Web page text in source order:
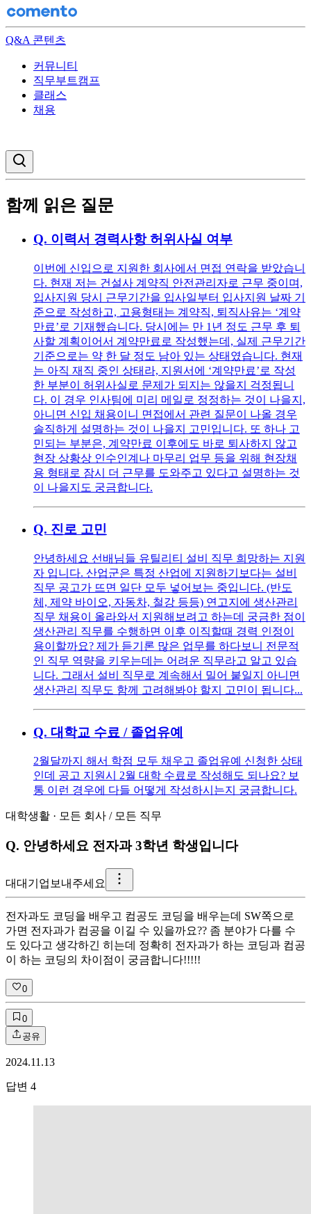
Q&A 콘텐츠
커뮤니티
직무부트캠프
클래스
채용
함께 읽은 질문
Q. 이력서 경력사항 허위사실 여부
이번에 신입으로 지원한 회사에서 면접 연락을 받았습니
다. 현재 저는 건설사 계약직 안전관리자로 근무 중이며,
입사지원 당시 근무기간을 입사일부터 입사지원 날짜 기
준으로 작성하고, 고용형태는 계약직, 퇴직사유는 ‘계약
만료’로 기재했습니다. 당시에는 만 1년 정도 근무 후 퇴
사할 계획이어서 계약만료로 작성했는데, 실제 근무기간
기준으로는 약 한 달 정도 남아 있는 상태였습니다. 현재
는 아직 재직 중인 상태라, 지원서에 ‘계약만료’로 작성
한 부분이 허위사실로 문제가 되지는 않을지 걱정됩니
다. 이 경우 인사팀에 미리 메일로 정정하는 것이 나을지,
아니면 신입 채용이니 면접에서 관련 질문이 나올 경우
솔직하게 설명하는 것이 나을지 고민입니다. 또 하나 고
민되는 부분은, 계약만료 이후에도 바로 퇴사하지 않고
현장 상황상 인수인계나 마무리 업무 등을 위해 현장채
용 형태로 잠시 더 근무를 도와주고 있다고 설명하는 것
이 나을지도 궁금합니다.
Q. 진로 고민
안녕하세요 선배님들 유틸리티 설비 직무 희망하는 지원
자 입니다. 산업군은 특정 산업에 지원하기보다는 설비
직무 공고가 뜨면 일단 모두 넣어보는 중입니다. (반도
체, 제약 바이오, 자동차, 철강 등등) 연고지에 생산관리
직무 채용이 올라와서 지원해보려고 하는데 궁금한 점이
생산관리 직무를 수행하면 이후 이직할때 경력 인정이
용이할까요? 제가 듣기론 많은 업무를 하다보니 전문적
인 직무 역량을 키우는데는 어려운 직무라고 알고 있습
니다. 그래서 설비 직무로 계속해서 밀어 붙일지 아니면
생산관리 직무도 함께 고려해봐야 할지 고민이 됩니다...
Q. 대학교 수료 / 졸업유예
2월달까지 해서 학점 모두 채우고 졸업유예 신청한 상태
인데 공고 지원시 2월 대학 수료로 작성해도 되나요? 보
통 이런 경우에 다들 어떻게 작성하시는지 궁금합니다.
대학생활 · 모든 회사 / 모든 직무
Q. 안녕하세요 전자과 3학년 학생입니다
대대기업보내주세요
전자과도 코딩을 배우고 컴공도 코딩을 배우는데 SW쪽으로
가면 전자과가 컴공을 이길 수 있을까요?? 좀 분야가 다를 수
도 있다고 생각하긴 히는데 정확히 전자과가 하는 코딩과 컴공
이 하는 코딩의 차이점이 궁금합니다!!!!!
0
0
공유
2024.11.13
답변 4